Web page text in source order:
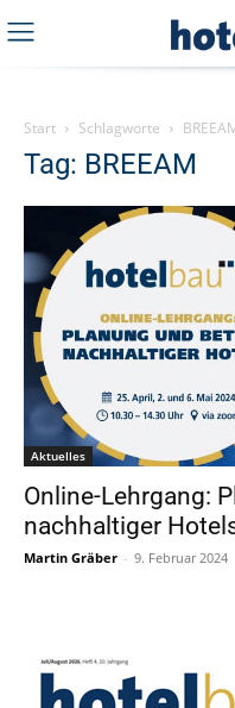
Start Schlagworte
Tag: BREEAM
Aktuelles
Online-Lehrgang:
nachhaltiger
Martin Gräber - 9. Februar 2024